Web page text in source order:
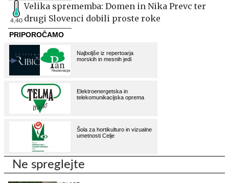
4,40
Velika sprememba: Domen in Nika Prevc ter
drugi Slovenci dobili proste roke
Ne spreglejte